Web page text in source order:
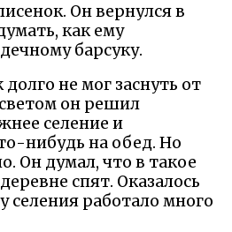
Он вернулся в
как ему
барсуку.
не мог заснуть от
он решил
селение и
нибудь на обед. Но
Он думал, что в такое
спят. Оказалось
селения работало много